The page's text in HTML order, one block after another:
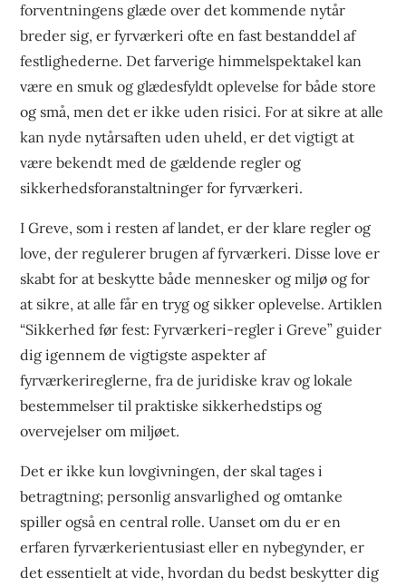
forventningens glæde over det kommende nytår
breder sig, er fyrværkeri ofte en fast bestanddel af
festlighederne. Det farverige himmelspektakel kan
være en smuk og glædesfyldt oplevelse for både store
og små, men det er ikke uden risici. For at sikre at alle
kan nyde nytårsaften uden uheld, er det vigtigt at
være bekendt med de gældende regler og
sikkerhedsforanstaltninger for fyrværkeri.
I Greve, som i resten af landet, er der klare regler og
love, der regulerer brugen af fyrværkeri. Disse love er
skabt for at beskytte både mennesker og miljø og for
at sikre, at alle får en tryg og sikker oplevelse. Artiklen
“Sikkerhed før fest: Fyrværkeri-regler i Greve” guider
dig igennem de vigtigste aspekter af
fyrværkerireglerne, fra de juridiske krav og lokale
bestemmelser til praktiske sikkerhedstips og
overvejelser om miljøet.
Det er ikke kun lovgivningen, der skal tages i
betragtning; personlig ansvarlighed og omtanke
spiller også en central rolle. Uanset om du er en
erfaren fyrværkerientusiast eller en nybegynder, er
det essentielt at vide, hvordan du bedst beskytter dig